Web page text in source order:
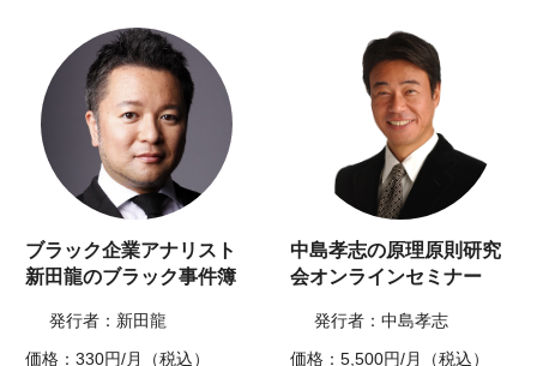
ブラック企業アナリスト
新田龍のブラック事件簿
発行者：新田龍
価格：330円/月（税込）
中島孝志の原理原則研究
会オンラインセミナー
発行者：中島孝志
価格：5,500円/月（税込）